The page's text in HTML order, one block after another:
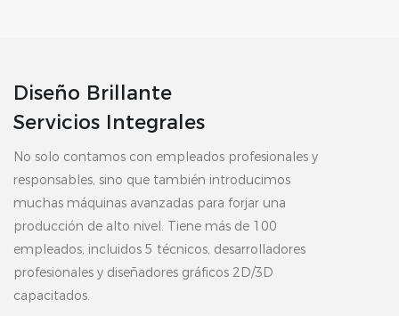
Diseño Brillante
Servicios Integrales
No solo contamos con empleados profesionales y
responsables, sino que también introducimos
muchas máquinas avanzadas para forjar una
producción de alto nivel. Tiene más de 100
empleados, incluidos 5 técnicos, desarrolladores
profesionales y diseñadores gráficos 2D/3D
capacitados.